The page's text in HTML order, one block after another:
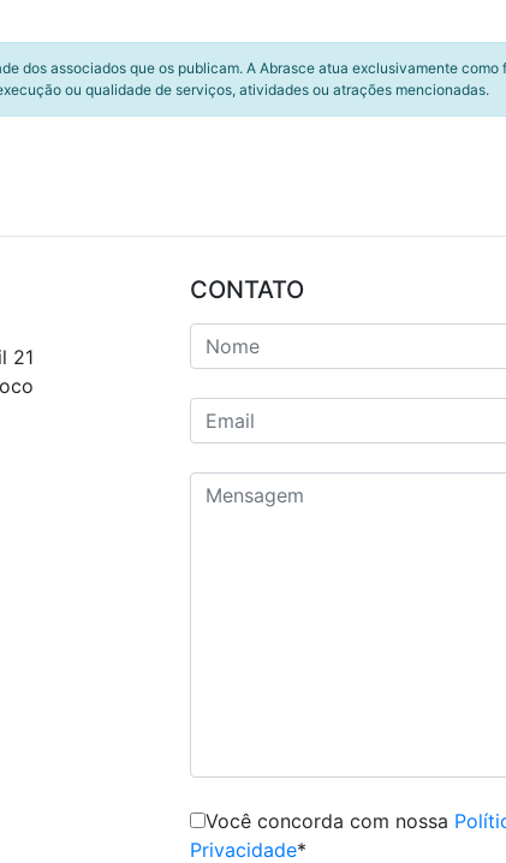
dos associados que os publicam. A Abrasce atua exclusivamente como
ou qualidade de serviços, atividades ou atrações mencionadas.
21
CONTATO
Você concorda com nossa
Privacidade*